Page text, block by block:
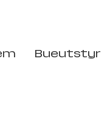
Bueutstyr